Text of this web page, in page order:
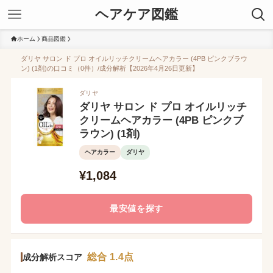
ヘアケア図鑑
ホーム 商品図鑑
ダリヤ サロン ド プロ オイルリッチクリームヘアカラー (4PB ピンクブラウ
ン) (1剤)の口コミ（0件）/成分解析【2026年4月26日更新】
ダリヤ
ダリヤ サロン ド プロ オイルリッチ
クリームヘアカラー (4PB ピンクブ
ラウン) (1剤)
ヘアカラー ダリヤ
¥1,084
最安値を探す
成分解析スコア 総合 1.4点